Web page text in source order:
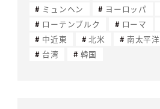
ミュンヘン
ヨーロッパ
ローテンブルク
ローマ
中近東
北米 南太平洋
台湾
韓国